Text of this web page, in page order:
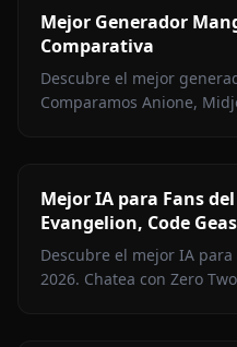
Mejor Generador
Comparativa
Descubre el mejor
Comparamos Anione,
Mejor IA para Fans
Evangelion, Code
Descubre el mejor IA
2026. Chatea con Zero